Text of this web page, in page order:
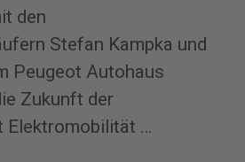
den
Stefan Kampka und
Peugeot Autohaus
Zukunft der
Elektromobilität …